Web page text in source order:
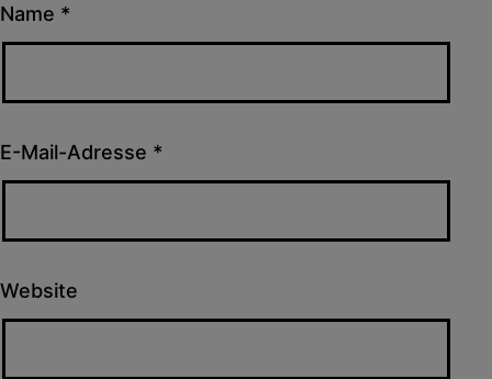
Name *
E-Mail-Adresse *
Website